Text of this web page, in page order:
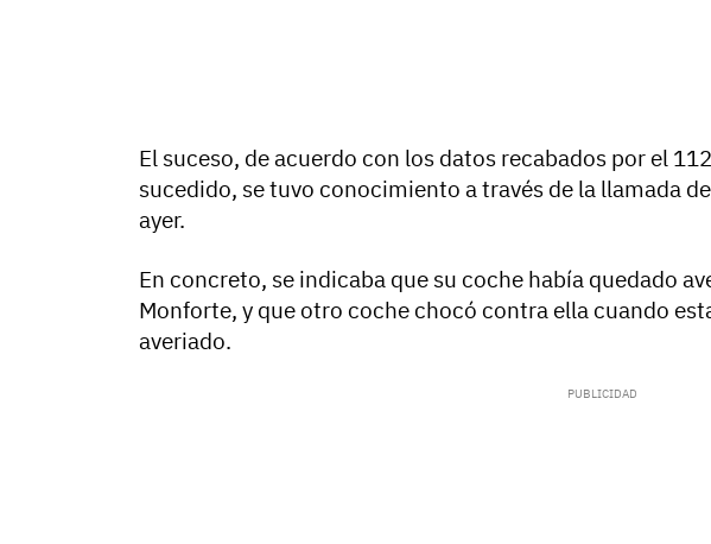
El suceso, de acuerdo con los datos recabados por el
sucedido, se tuvo conocimiento a través de la llamada
ayer.
En concreto, se indicaba que su coche había quedado
Monforte, y que otro coche chocó contra ella cuando
averiado.